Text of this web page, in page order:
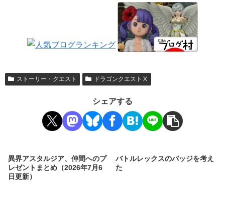
ストーリー・クエスト ドラゴンクエストⅩ
シェアする
異界アスタルジア、仲間へのプ
レゼントまとめ（2026年7月6
日更新）
バトルレックスのバッジを考え
た